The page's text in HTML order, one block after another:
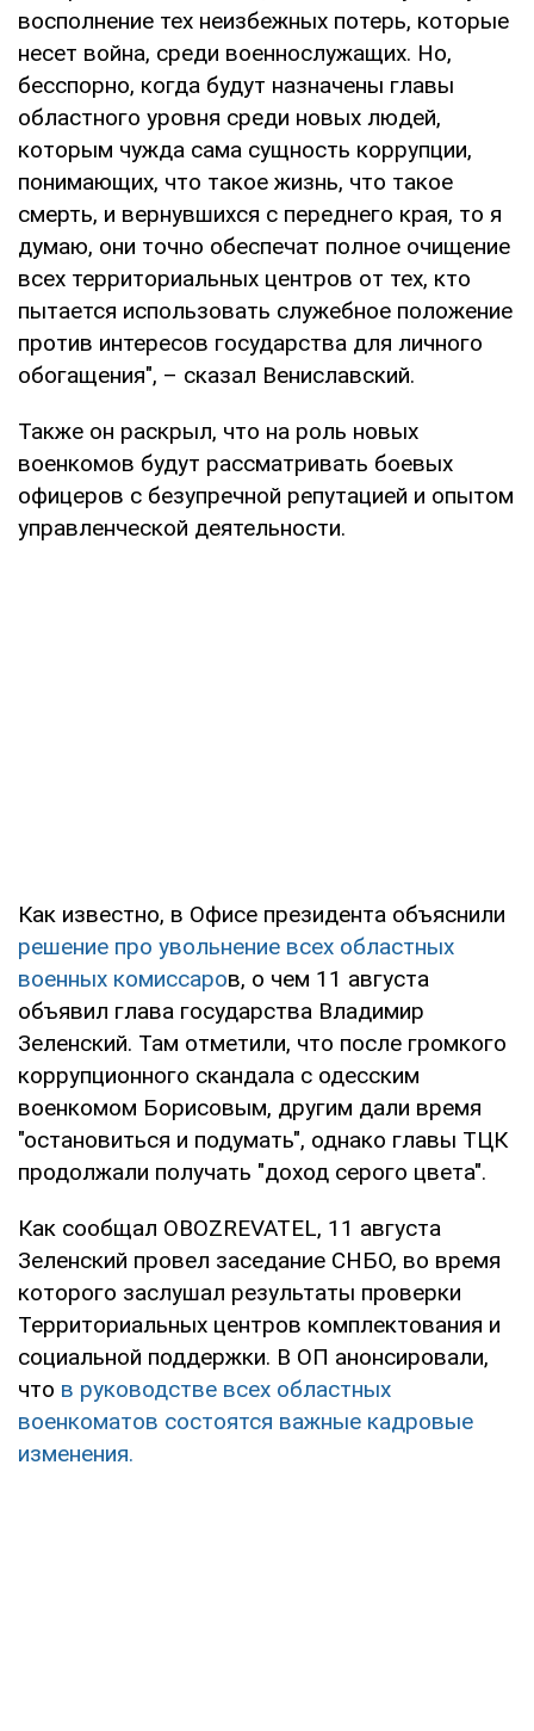
восполнение тех неизбежных потерь, которые
несет война, среди военнослужащих. Но,
бесспорно, когда будут назначены главы
областного уровня среди новых людей,
которым чужда сама сущность коррупции,
понимающих, что такое жизнь, что такое
смерть, и вернувшихся с переднего края, то я
думаю, они точно обеспечат полное очищение
всех территориальных центров от тех, кто
пытается использовать служебное положение
против интересов государства для личного
обогащения", – сказал Вениславский.
Также он раскрыл, что на роль новых
военкомов будут рассматривать боевых
офицеров с безупречной репутацией и опытом
управленческой деятельности.
Как известно, в Офисе президента объяснили
решение про увольнение всех областных
военных комиссаров, о чем 11 августа
объявил глава государства Владимир
Зеленский. Там отметили, что после громкого
коррупционного скандала с одесским
военкомом Борисовым, другим дали время
"остановиться и подумать", однако главы ТЦК
продолжали получать "доход серого цвета".
Как сообщал OBOZREVATEL, 11 августа
Зеленский провел заседание СНБО, во время
которого заслушал результаты проверки
Территориальных центров комплектования и
социальной поддержки. В ОП анонсировали,
что в руководстве всех областных
военкоматов состоятся важные кадровые
изменения.